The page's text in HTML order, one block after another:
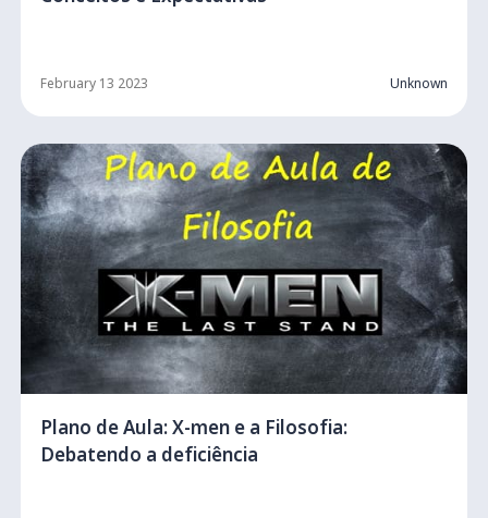
February 13 2023 Unknown
Plano de Aula: X-men e a Filosofia:
Debatendo a deficiência